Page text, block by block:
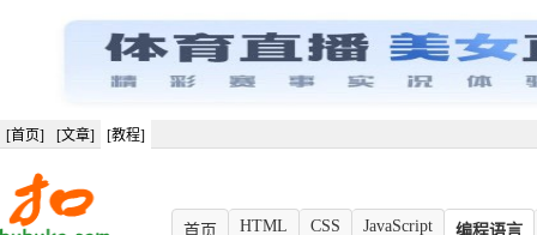
[首页] [文章] [教程]
首页 HTML CSS JavaScript 编程语言